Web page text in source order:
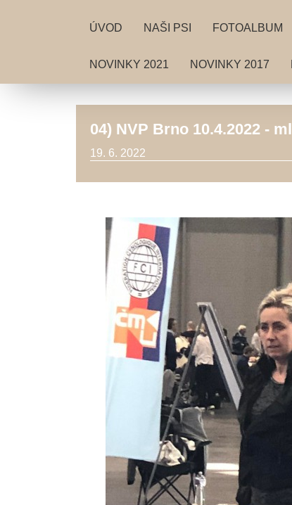
ÚVOD NAŠI PSI FOTOALBUM
NOVINKY 2021 NOVINKY 2017
04) NVP Brno 10.4.2022 -
19. 6. 2022